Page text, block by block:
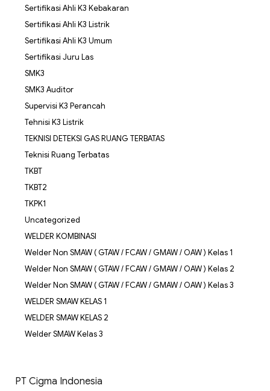
Sertifikasi Ahli K3 Kebakaran
Sertifikasi Ahli K3 Listrik
Sertifikasi Ahli K3 Umum
Sertifikasi Juru Las
SMK3
SMK3 Auditor
Supervisi K3 Perancah
Tehnisi K3 Listrik
TEKNISI DETEKSI GAS RUANG TERBATAS
Teknisi Ruang Terbatas
TKBT
TKBT2
TKPK1
Uncategorized
WELDER KOMBINASI
Welder Non SMAW ( GTAW / FCAW / GMAW / OAW ) Kelas 1
Welder Non SMAW ( GTAW / FCAW / GMAW / OAW ) Kelas 2
Welder Non SMAW ( GTAW / FCAW / GMAW / OAW ) Kelas 3
WELDER SMAW KELAS 1
WELDER SMAW KELAS 2
Welder SMAW Kelas 3
PT Cigma Indonesia